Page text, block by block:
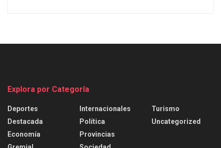
Explora por Categoría
Deportes
Destacada
Economía
Internacionales
Política
Provincias
Turismo
Uncategorized